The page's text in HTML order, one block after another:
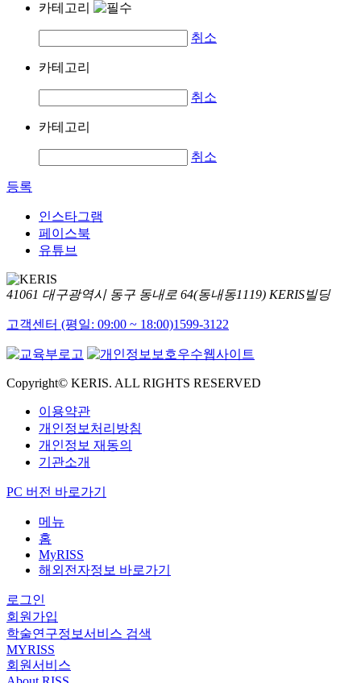
카테고리
취소
카테고리
취소
카테고리
취소
등록
인스타그램
페이스북
유튜브
41061 대구광역시 동구 동내로 64(동내동1119) KERIS빌딩
고객센터 (평일: 09:00 ~ 18:00)1599-3122
Copyright© KERIS. ALL RIGHTS RESERVED
이용약관
개인정보처리방침
개인정보 재동의
기관소개
PC 버전 바로가기
메뉴
홈
MyRISS
해외전자정보 바로가기
로그인
회원가입
학술연구정보서비스 검색
MYRISS
회원서비스